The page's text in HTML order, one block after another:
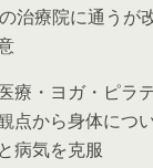
治療院に通うが
療・ヨガ・ピラ
点から身体につ
病気を克服